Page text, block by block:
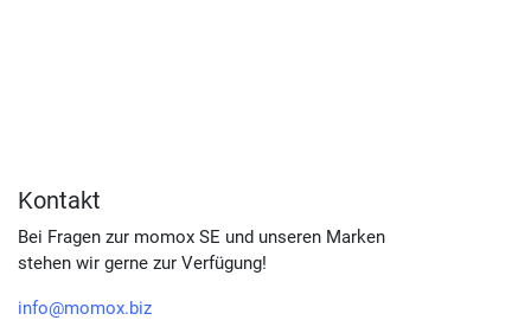
Kontakt
Bei Fragen zur momox SE und unseren Marken
stehen wir gerne zur Verfügung!
info@momox.biz